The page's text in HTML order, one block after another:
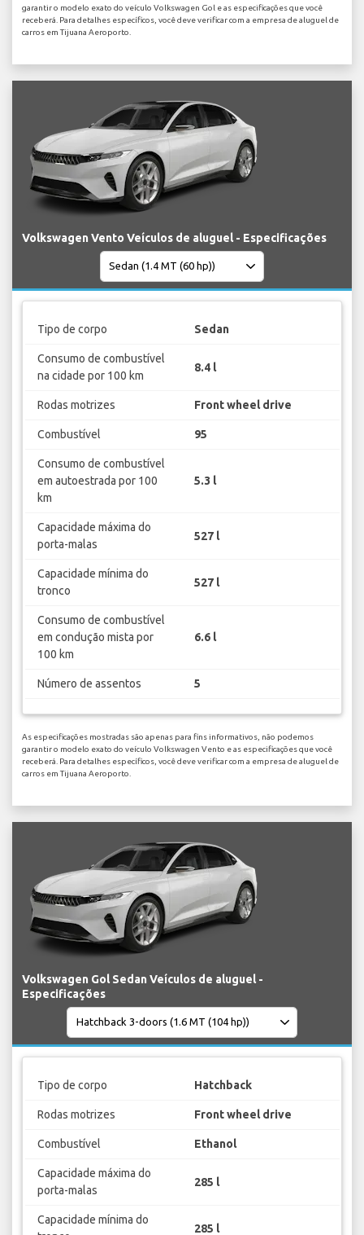
garantir o modelo exato do veículo Volkswagen Gol e as especificações que você
receberá. Para detalhes específicos, você deve verificar com a empresa de aluguel de
carros em Tijuana Aeroporto.
Volkswagen Vento Veículos de aluguel - Especificações
Tipo de corpo Sedan
Consumo de combustível
na cidade por 100 km
8.4 l
Rodas motrizes Front wheel drive
Combustível 95
Consumo de combustível
em autoestrada por 100
km
5.3 l
Capacidade máxima do
porta-malas
527 l
Capacidade mínima do
tronco
527 l
Consumo de combustível
em condução mista por
100 km
6.6 l
Número de assentos 5
As especificações mostradas são apenas para fins informativos, não podemos
garantir o modelo exato do veículo Volkswagen Vento e as especificações que você
receberá. Para detalhes específicos, você deve verificar com a empresa de aluguel de
carros em Tijuana Aeroporto.
Volkswagen Gol Sedan Veículos de aluguel -
Especificações
Tipo de corpo Hatchback
Rodas motrizes Front wheel drive
Combustível Ethanol
Capacidade máxima do
porta-malas
285 l
Capacidade mínima do
285 l